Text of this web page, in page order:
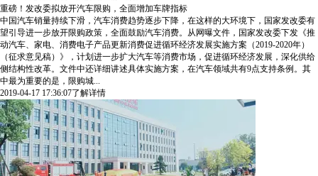
重磅！发改委拟放开汽车限购，全面增加车牌指标
中国汽车销量持续下滑，汽车消费趋势逐步下降，在这样的大环境下，国家发改委有
望引导进一步放开限购政策，全面鼓励汽车消费。从网曝文件，国家发改委下发《推
动汽车、家电、消费电子产品更新消费促进循环经济发展实施方案（2019-2020年）
（征求意见稿）》，计划进一步扩大汽车等消费市场，促进循环经济发展，深化供给
侧结构性改革。文件中还详细讲述具体实施方案，在汽车领域共有9点支持条例。其
中最为重要的是，限购城...
2019-04-17 17:36:07了解详情